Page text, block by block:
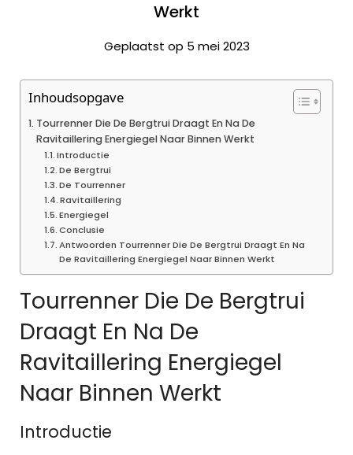
Werkt
Geplaatst op 5 mei 2023
Inhoudsopgave
Tourrenner Die De Bergtrui Draagt En Na De
Ravitaillering Energiegel Naar Binnen Werkt
Introductie
De Bergtrui
De Tourrenner
Ravitaillering
Energiegel
Conclusie
Antwoorden Tourrenner Die De Bergtrui Draagt En Na
De Ravitaillering Energiegel Naar Binnen Werkt
Tourrenner Die De Bergtrui
Draagt En Na De
Ravitaillering Energiegel
Naar Binnen Werkt
Introductie